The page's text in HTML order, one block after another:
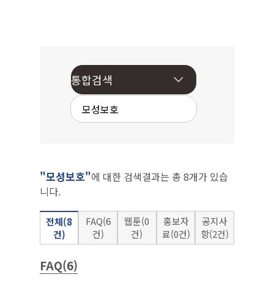
"모성보호"에 대한 검색결과는 총 8개가 있습
니다.
전체(8
건)
FAQ(6
건)
웹툰(0
건)
홍보자
료(0건)
공지사
항(2건)
FAQ(6)